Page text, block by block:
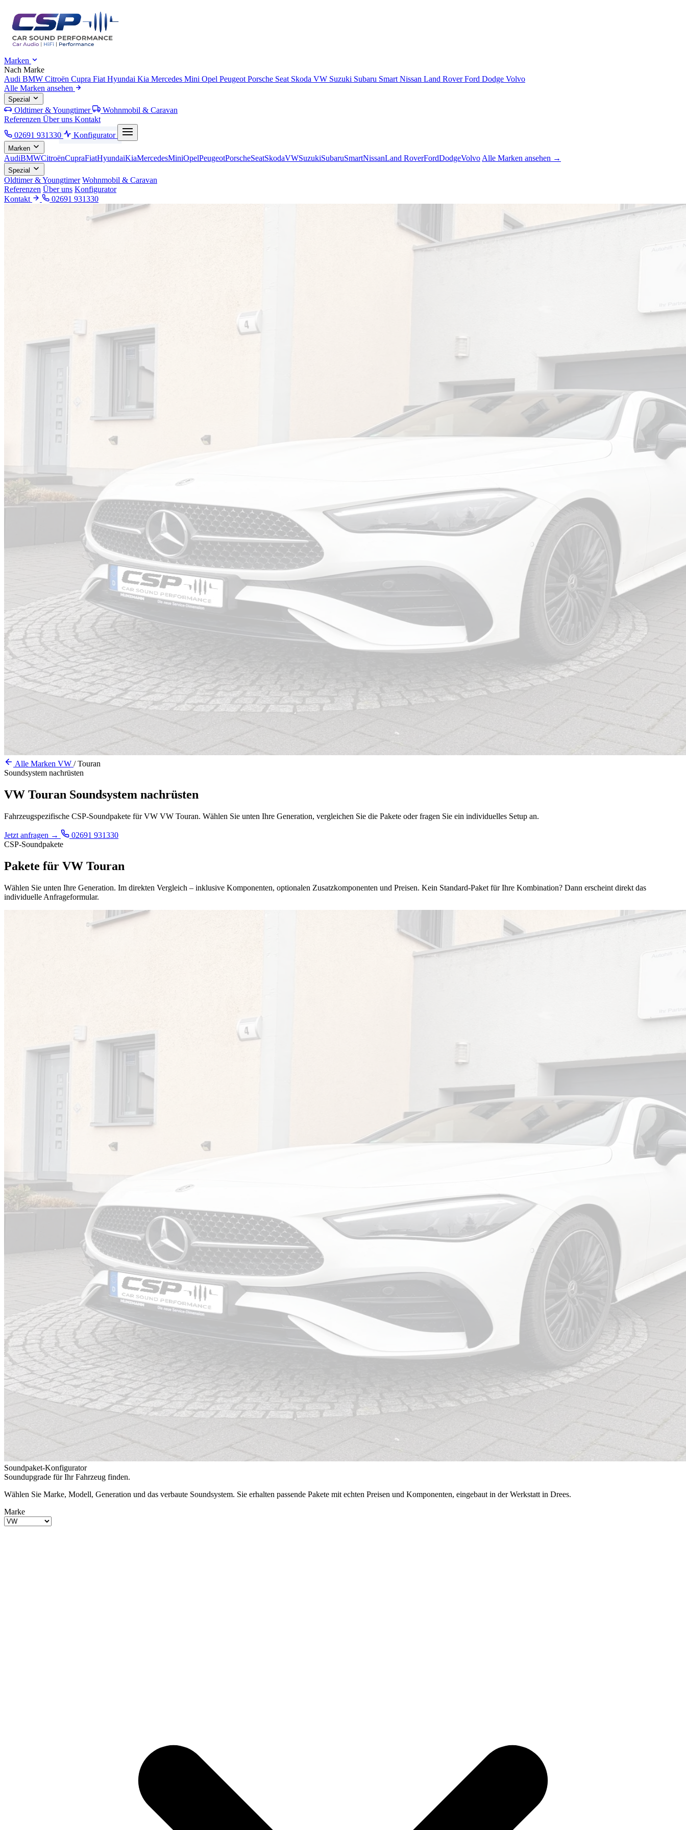
Marken
Nach Marke
Audi BMW Citroën Cupra Fiat Hyundai Kia Mercedes Mini Opel Peugeot Porsche Seat Skoda VW Suzuki Subaru Smart Nissan Land RoverFord Dodge Volvo
Alle Marken ansehen
Spezial
Oldtimer & Youngtimer
Wohnmobil & Caravan
Referenzen Über uns Kontakt
02691 931330
Konfigurator
Marken
AudiBMWCitroënCupraFiatHyundaiKiaMercedesMiniOpelPeugeotPorscheSeatSkodaVWSuzukiSubaruSmartNissanLand RoverFordDodgeVolvo Alle Marken ansehen →
Spezial
Oldtimer & Youngtimer Wohnmobil & Caravan
Referenzen Über uns Konfigurator
Kontakt
02691 931330
Alle Marken VW / Touran
Soundsystem nachrüsten
VW Touran Soundsystem nachrüsten
Fahrzeugspezifische CSP-Soundpakete für VW VW Touran. Wählen Sie unten Ihre Generation, vergleichen Sie die Pakete oder fragen Sie ein individuelles Setup an.
Jetzt anfragen →
02691 931330
CSP-Soundpakete
Pakete für VW Touran
Wählen Sie unten Ihre Generation. Im direkten Vergleich – inklusive Komponenten, optionalen Zusatzkomponenten und Preisen. Kein Standard-Paket für Ihre Kombination? Dann erscheint direkt das
individuelle Anfrageformular.
Soundpaket-Konfigurator
Soundupgrade für Ihr Fahrzeug finden.
Wählen Sie Marke, Modell, Generation und das verbaute Soundsystem. Sie erhalten passende Pakete mit echten Preisen und Komponenten, eingebaut in der Werkstatt in Drees.
Marke